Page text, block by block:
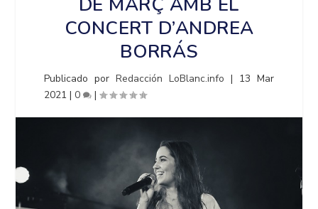
CONCERT D’ANDREA
BORRÁS
Publicado porRedacción LoBlanc.info | 13 Mar
2021 |0 |